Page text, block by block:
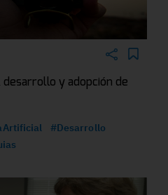
desarrollo y adopción de
#Desarrollo